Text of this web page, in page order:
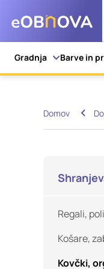
Gradnja Barve in
Domov
Regali,
Košare,
Kovčki,